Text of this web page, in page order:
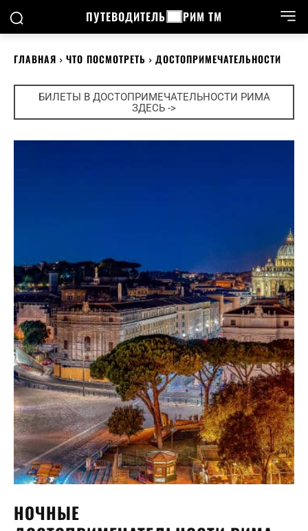
ПУТЕВОДИТЕЛЬ РИМ ТМ
ГЛАВНАЯ ЧТО ПОСМОТРЕТЬ ДОСТОПРИМЕЧАТЕЛЬНОСТИ
БИЛЕТЫ В ДОСТОПРИМЕЧАТЕЛЬНОСТИ РИМА
ЗДЕСЬ ->
НОЧНЫЕ